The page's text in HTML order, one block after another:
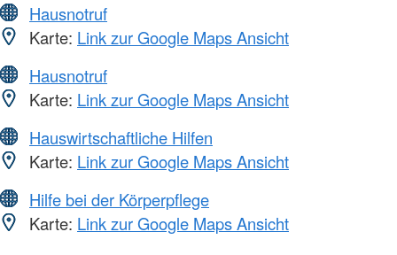
Hausnotruf
Karte: Link zur Google Maps Ansicht
Hausnotruf
Karte: Link zur Google Maps Ansicht
Hauswirtschaftliche Hilfen
Karte: Link zur Google Maps Ansicht
Hilfe bei der Körperpflege
Karte: Link zur Google Maps Ansicht